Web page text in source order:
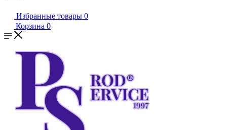
Избранные товары 0
Корзина 0